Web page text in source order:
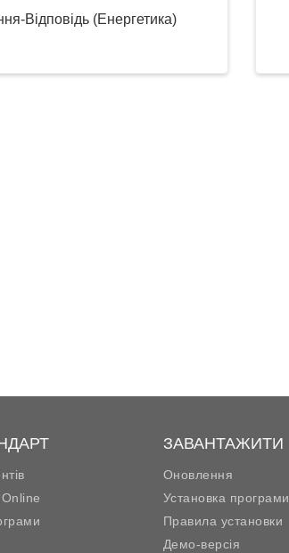
Відповідь (Енергетика)
ЗАВАНТАЖИТИ
Оновлення
Установка програми
Правила установки
Демо-версія